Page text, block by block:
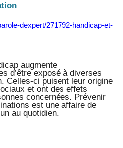
dexpert/271792-handicap-et-
augmente
d’être exposé à diverses
Celles-ci puisent leur origine
et ont des effets
concernées. Prévenir
est une affaire de
au quotidien.